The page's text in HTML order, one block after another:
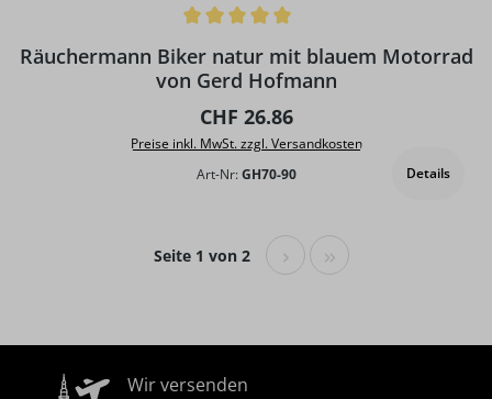
Räuchermann Biker natur mit blauem Motorrad
von Gerd Hofmann
Regulärer Preis:
CHF 26.86
Preise inkl. MwSt. zzgl. Versandkosten
Art-Nr: GH70-90 Details
Seite 1 von 2
Wir versenden